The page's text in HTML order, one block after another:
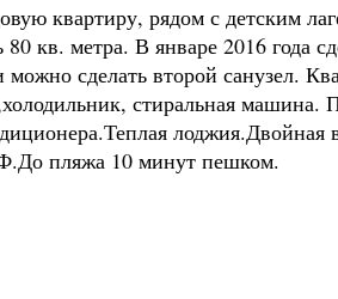
квартиру, рядом с детским
кв. метра. В январе 2016 года
сделать второй санузел.
стиральная
пляжа 10 минут пешком.